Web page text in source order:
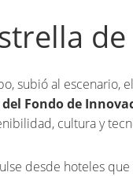
subió al
Fondo de
cultura y
desde hoteles